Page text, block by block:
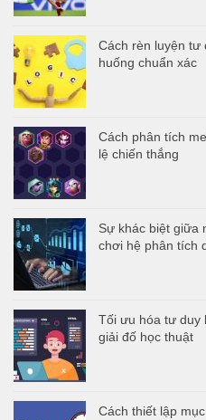
Cách rèn luyện tư
huống chuẩn xác
Cách phân tích
lệ chiến thắng
Sự khác biệt giữa
chơi hệ phân tích
Tối ưu hóa tư duy
giải đố học thuật
Cách thiết lập